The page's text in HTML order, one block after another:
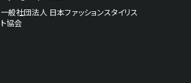
一般社団法人 日本ファッションスタイリス
ト協会